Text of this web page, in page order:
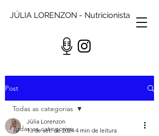
JÚLIA LORENZON - Nutricionista
Post
Todas as categorias
Todas as categorias
Júlia Lorenzon
13 de set. de 2024 4 min de leitura